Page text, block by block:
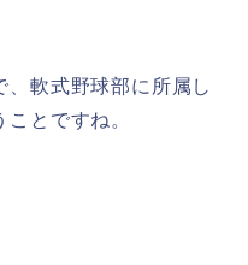
軟式野球部に所属し
とですね。